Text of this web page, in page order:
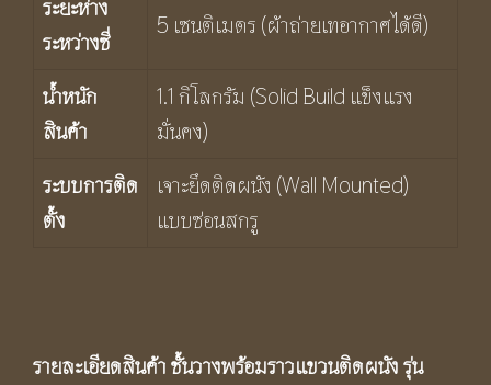
ระยะห่าง
ระหว่างซี่
5 เซนติเมตร (ผ้าถ่ายเทอากาศได้ดี)
น้ำหนัก
สินค้า
1.1 กิโลกรัม (Solid Build แข็งแรง
มั่นคง)
ระบบการติด
ตั้ง
เจาะยึดติดผนัง (Wall Mounted)
แบบซ่อนสกรู
รายละเอียดสินค้า ชั้นวางพร้อมราวแขวนติดผนัง รุ่น